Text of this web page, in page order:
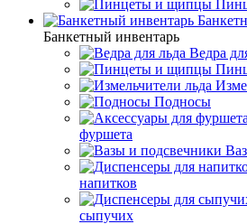
Банкетный инвентарь
Ведра
Подносы
фуршета
напитков
сыпучих